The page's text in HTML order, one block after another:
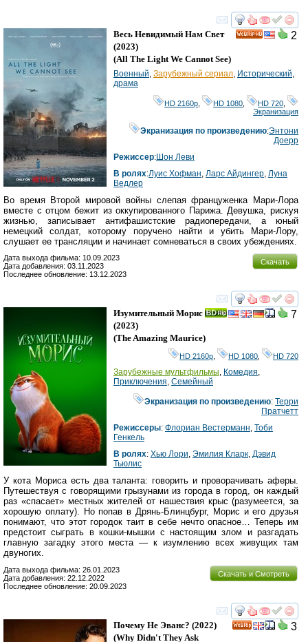
смотреть
2
Весь Невидимый Нам Свет
(2023)
(All The Light We Cannot See)
Военный Зарубежный сериал Исторический
драма
HD 2160р HD 1080 HD 720
Экранизация
Экранизация по произведению:Энтони
Доерр
Режиссер:Шон Леви
В ролях:Луис Хофман Ларс Айдингер Луна
Ведлер
Во время Второй мировой войны слепая француженка Мари-Лора
вместе с отцом бежит из оккупированного Парижа. Девушка, рискуя
жизнью, записывает антифашистские радиопередачи, а юный
немецкий солдат, которому поручено найти и убить Мари-Лору,
слушает ее трансляции и начинает сомневаться в своих убеждениях.
Скачать
Дата выхода фильма: 10.09.2023
Дата добавления: 03.11.2023
Последнее обновление: 13.12.2023
смотреть
7
Изумительный Морис
(2023)
(The Amazing Maurice)
HD 2160р HD 1080 HD 720
Зарубежные мультфильмы, Комедия,
Приключения, Семейный
Экранизация по произведению:Терри
Пратчетт
Режиссеры: Флориан Вестерманн, Тоби
Генкель
В ролях: Хью Лори, Эмилия Кларк, Дэвид
Тьюлис
У кота Мориса есть два таланта: говорить и проворачивать аферы.
Путешествуя с говорящими грызунами из города в город, он каждый
раз «спасает» местных жителей от нашествия крыс (разумеется, за
хорошую оплату). Но попав в Дрянь-Блинцбург, Морис и его друзья
понимают, что этот городок таит в себе нечто опасное… Теперь им
предстоит сыграть в кошки-мышки с настоящим злом и разгадать
главную загадку этого места — к изумлению всех живущих там
двуногих.
Скачать и Смотреть
Дата выхода фильма: 26.01.2023
Дата добавления: 22.12.2022
Последнее обновление: 20.09.2023
смотреть
3
Почему Не Эванс? (2022)
(Why Didn't They Ask